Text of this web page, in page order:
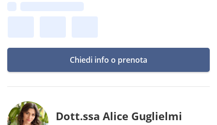
Chiedi info o prenota
Dott.ssa Alice Guglielmi